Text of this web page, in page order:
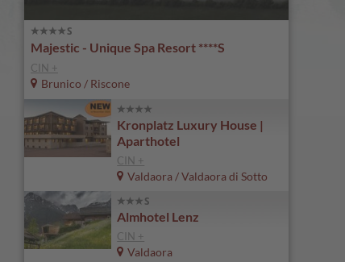
Majestic - Unique Spa Resort ****S
CIN +
Brunico / Riscone
Kronplatz Luxury House |
Aparthotel
CIN +
Valdaora / Valdaora di Sotto
Almhotel Lenz
CIN +
Valdaora